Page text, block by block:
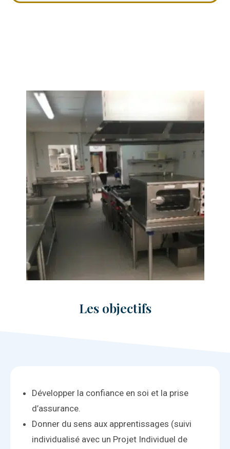
Les objectifs
Développer la confiance en soi et la prise
d’assurance.
Donner du sens aux apprentissages (suivi
individualisé avec un Projet Individuel de